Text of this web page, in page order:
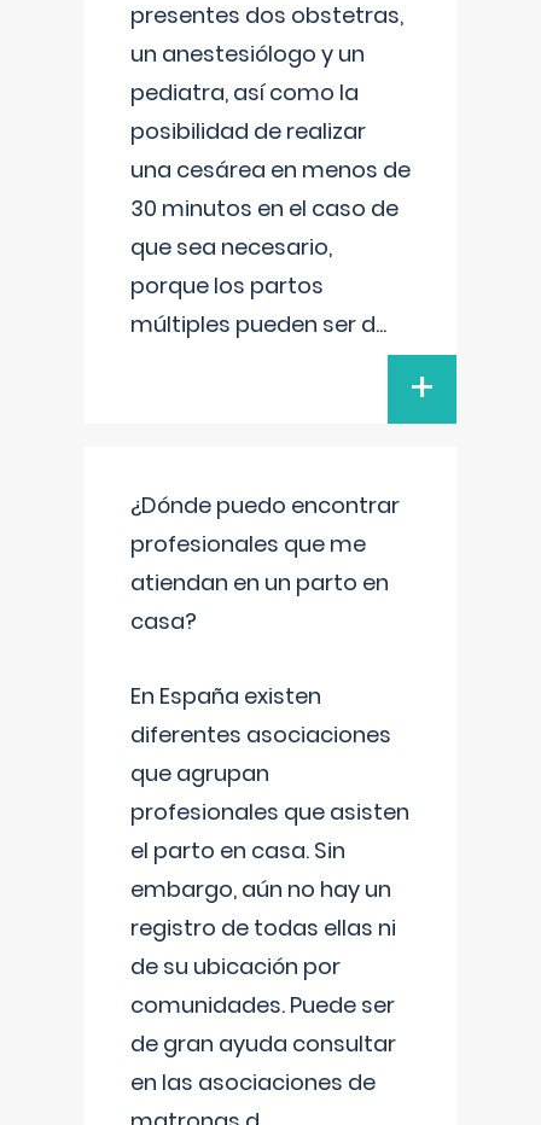
presentes dos obstetras,
un anestesiólogo y un
pediatra, así como la
posibilidad de realizar
una cesárea en menos de
30 minutos en el caso de
que sea necesario,
porque los partos
múltiples pueden ser d...
+
¿Dónde puedo encontrar
profesionales que me
atiendan en un parto en
casa?
En España existen
diferentes asociaciones
que agrupan
profesionales que asisten
el parto en casa. Sin
embargo, aún no hay un
registro de todas ellas ni
de su ubicación por
comunidades. Puede ser
de gran ayuda consultar
en las asociaciones de